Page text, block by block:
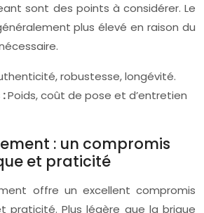
sont des points à considérer. Le
plus élevé en raison du
robustesse, longévité.
Poids, coût de pose et d’entretien
: un compromis
et praticité
offre un excellent compromis
praticité. Plus légère que la brique